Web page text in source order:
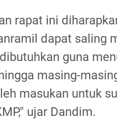
rapat ini
dapat saling
guna
masing-
masukan untuk
ujar Dandim.